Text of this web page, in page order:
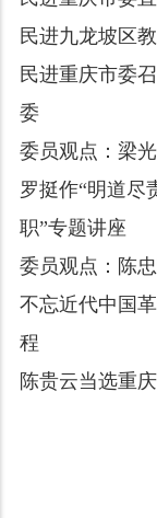
民进九龙坡区
民进重庆市委
委
委员观点：梁
罗挺作“明道
职”专题讲座
委员观点：陈
不忘近代中国
程
陈贵云当选重